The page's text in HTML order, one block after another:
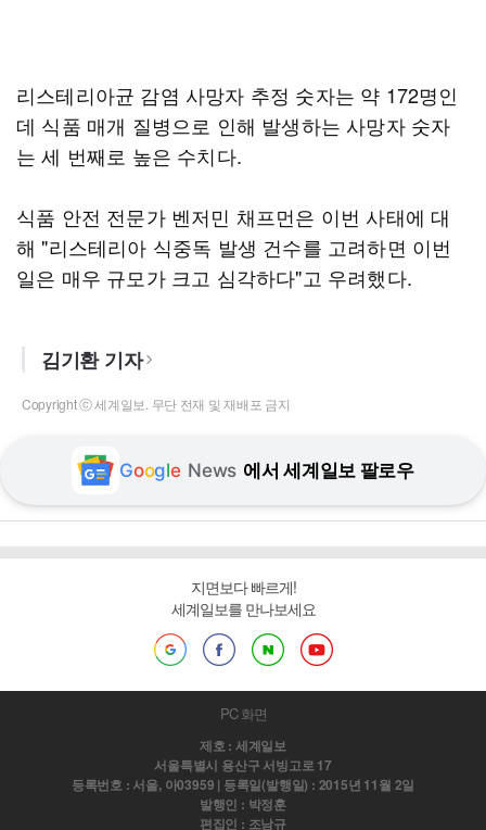
리스테리아균 감염 사망자 추정 숫자는 약 172명인
데 식품 매개 질병으로 인해 발생하는 사망자 숫자
는 세 번째로 높은 수치다.
식품 안전 전문가 벤저민 채프먼은 이번 사태에 대
해 "리스테리아 식중독 발생 건수를 고려하면 이번
일은 매우 규모가 크고 심각하다"고 우려했다.
김기환 기자
Copyright ⓒ 세계일보. 무단 전재 및 재배포 금지
Google News 에서 세계일보 팔로우
지면보다 빠르게!
세계일보를 만나보세요
PC 화면
제호 : 세계일보
서울특별시 용산구 서빙고로 17
등록번호 : 서울, 아03959 | 등록일(발행일) : 2015년 11월 2일
발행인 : 박정훈
편집인 : 조남규